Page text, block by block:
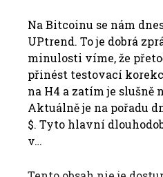
Na Bitcoinu se nám
UPtrend. To je dobrá
minulosti víme, že
přinést testovací
na H4 a zatím je slušně
Aktuálně je na pořadu
$. Tyto hlavní
v…